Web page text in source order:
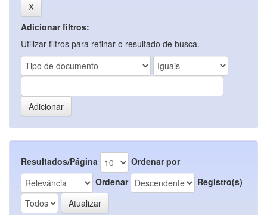
Adicionar filtros:
Utilizar filtros para refinar o resultado de busca.
Resultados/Página
Ordenar por
Ordenar
Registro(s)